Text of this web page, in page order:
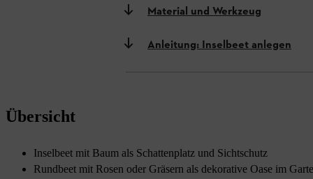
Material und Werkzeug
Anleitung: Inselbeet anlegen
Übersicht
Inselbeet mit Baum als Schattenplatz und Sichtschutz
Rundbeet mit Rosen oder Gräsern als dekorative Oase im